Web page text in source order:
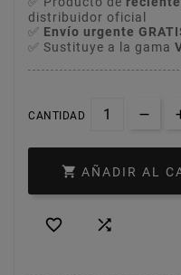
distribuidor oficial
✅ Envío urgente
✅ Sustituye a la gama
CANTIDAD
 AÑADIR AL
 